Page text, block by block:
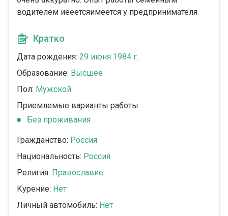
водителем иееетсяимеется у предпринимателя
Кратко
Дата рождения: 29 июня 1984 г.
Образование: Высшее
Пол: Мужской
Приемлемые варианты работы:
Без проживания
Гражданство: Россия
Национальность: Россия
Религия: Православие
Курение: Нет
Личный автомобиль: Нет